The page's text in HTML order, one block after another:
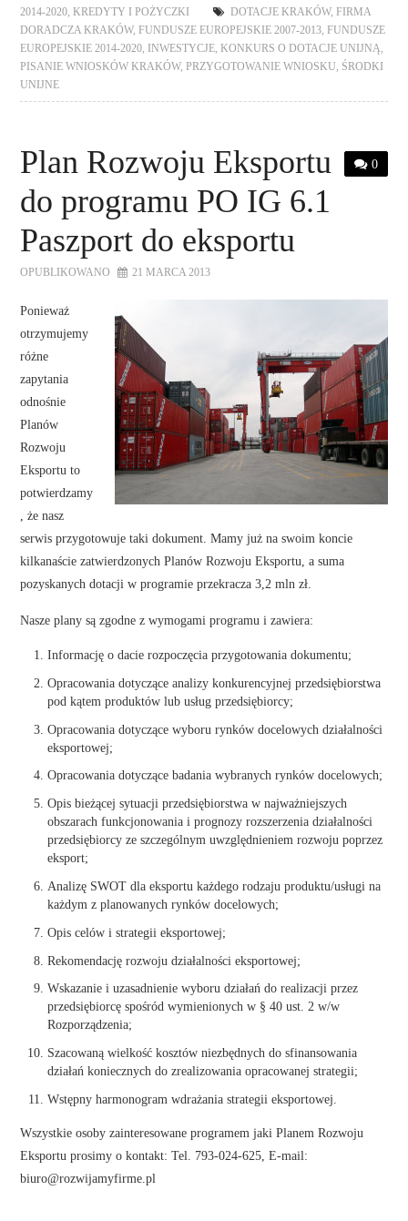
2014-2020 ,KREDYTY I POŻYCZKI DOTACJE KRAKÓW,FIRMA
DORADCZA KRAKÓW,FUNDUSZE EUROPEJSKIE 2007-2013 ,FUNDUSZE
EUROPEJSKIE 2014-2020
INWESTYCJE ,KONKURS O DOTACJE UNIJNĄ
PISANIE WNIOSKÓW KRAKÓW,PRZYGOTOWANIE WNIOSKU
ŚRODKI
UNIJNE
0
Plan Rozwoju Eksportu
do programu PO IG 6.1
Paszport do eksportu
OPUBLIKOWANO 21 MARCA 2013
Ponieważ
otrzymujemy
różne
zapytania
odnośnie
Planów
Rozwoju
Eksportu to
potwierdzamy
, że nasz
serwis przygotowuje taki dokument. Mamy już na swoim koncie
kilkanaście zatwierdzonych Planów Rozwoju Eksportu, a suma
pozyskanych dotacji w programie przekracza 3,2 mln zł.
Nasze plany są zgodne z wymogami programu i zawiera:
Informację o dacie rozpoczęcia przygotowania dokumentu;
Opracowania dotyczące analizy konkurencyjnej przedsiębiorstwa
pod kątem produktów lub usług przedsiębiorcy;
Opracowania dotyczące wyboru rynków docelowych działalności
eksportowej;
Opracowania dotyczące badania wybranych rynków docelowych;
Opis bieżącej sytuacji przedsiębiorstwa w najważniejszych
obszarach funkcjonowania i prognozy rozszerzenia działalności
przedsiębiorcy ze szczególnym uwzględnieniem rozwoju poprzez
eksport;
Analizę SWOT dla eksportu każdego rodzaju produktu/usługi na
każdym z planowanych rynków docelowych;
Opis celów i strategii eksportowej;
Rekomendację rozwoju działalności eksportowej;
Wskazanie i uzasadnienie wyboru działań do realizacji przez
przedsiębiorcę spośród wymienionych w § 40 ust. 2 w/w
Rozporządzenia;
Szacowaną wielkość kosztów niezbędnych do sfinansowania
działań koniecznych do zrealizowania opracowanej strategii;
Wstępny harmonogram wdrażania strategii eksportowej.
Wszystkie osoby zainteresowane programem jaki Planem Rozwoju
Eksportu prosimy o kontakt: Tel. 793-024-625, E-mail:
biuro@rozwijamyfirme.pl